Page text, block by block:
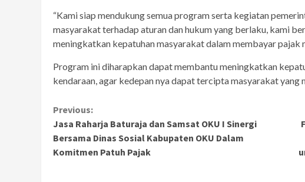
“Kami siap mendukung semua program serta kegiatan
masyarakat terhadap aturan dan hukum yang berlaku, kami
meningkatkan kepatuhan masyarakat dalam membayar pajak
Program ini diharapkan dapat membantu meningkatkan
kendaraan, agar kedepan nya dapat tercipta masyarakat yang
Continue
Reading
Previous:
Jasa Raharja Baturaja dan Samsat OKU I Sinergi
Bersama Dinas Sosial Kabupaten OKU Dalam
Komitmen Patuh Pajak